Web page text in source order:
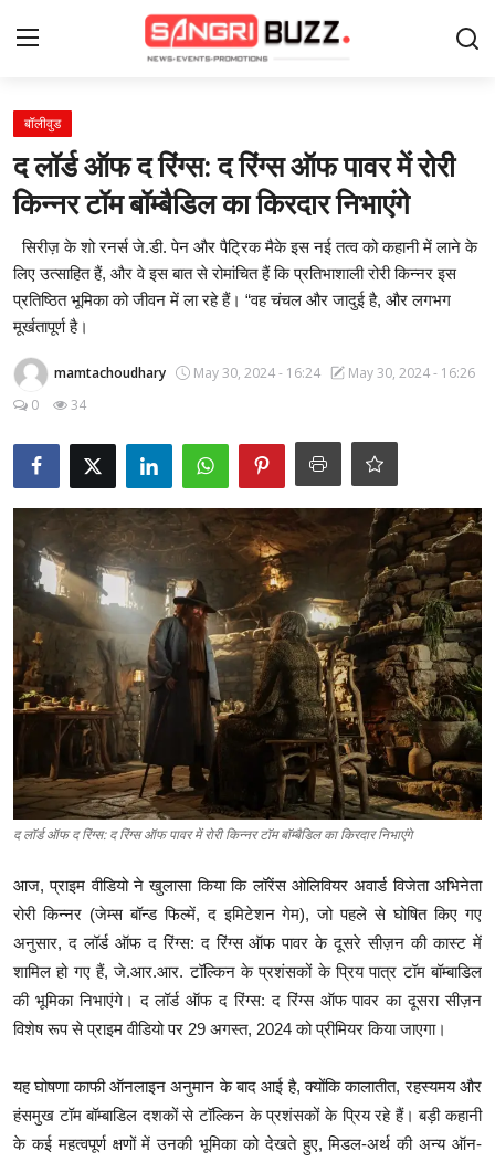
Home
Contact
About Us
लाइफस्टाइल
मनोरंजन
ब्यूटी पेजेंट
खेल
English
बॉलीवुड
द लॉर्ड ऑफ द रिंग्स: द रिंग्स ऑफ पावर में रोरी
किन्नर टॉम बॉम्बैडिल का किरदार निभाएंगे
सिरीज़ के शो रनर्स जे.डी. पेन और पैट्रिक मैके इस नई तत्व को कहानी में लाने के
लिए उत्साहित हैं, और वे इस बात से रोमांचित हैं कि प्रतिभाशाली रोरी किन्नर इस
प्रतिष्ठित भूमिका को जीवन में ला रहे हैं। “वह चंचल और जादुई है, और लगभग
मूर्खतापूर्ण है।
mamtachoudhary May 30, 2024 - 16:24
May 30, 2024 - 16:26
0
34
द लॉर्ड ऑफ द रिंग्स: द रिंग्स ऑफ पावर में रोरी किन्नर टॉम बॉम्बैडिल का किरदार निभाएंगे
आज, प्राइम वीडियो ने खुलासा किया कि लॉरेंस ओलिवियर अवार्ड विजेता अभिनेता
रोरी किन्नर (जेम्स बॉन्ड फिल्में, द इमिटेशन गेम), जो पहले से घोषित किए गए
अनुसार, द लॉर्ड ऑफ द रिंग्स: द रिंग्स ऑफ पावर के दूसरे सीज़न की कास्ट में
शामिल हो गए हैं, जे.आर.आर. टॉल्किन के प्रशंसकों के प्रिय पात्र टॉम बॉम्बाडिल
की भूमिका निभाएंगे। द लॉर्ड ऑफ द रिंग्स: द रिंग्स ऑफ पावर का दूसरा सीज़न
विशेष रूप से प्राइम वीडियो पर 29 अगस्त, 2024 को प्रीमियर किया जाएगा।
यह घोषणा काफी ऑनलाइन अनुमान के बाद आई है, क्योंकि कालातीत, रहस्यमय और
हंसमुख टॉम बॉम्बाडिल दशकों से टॉल्किन के प्रशंसकों के प्रिय रहे हैं। बड़ी कहानी
के कई महत्वपूर्ण क्षणों में उनकी भूमिका को देखते हुए, मिडल-अर्थ की अन्य ऑन-